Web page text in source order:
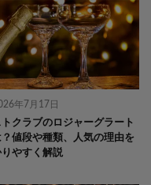
年7月17日
クラブのロジャーグラート
？値段や種類、人気の理由を
やすく解説